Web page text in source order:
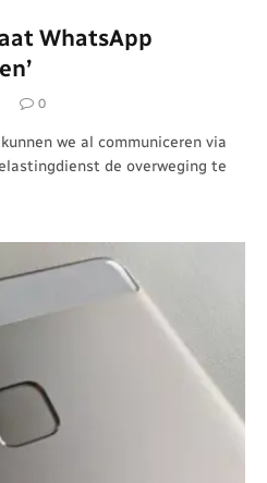
WhatsApp
0
we al communiceren via
de overweging te